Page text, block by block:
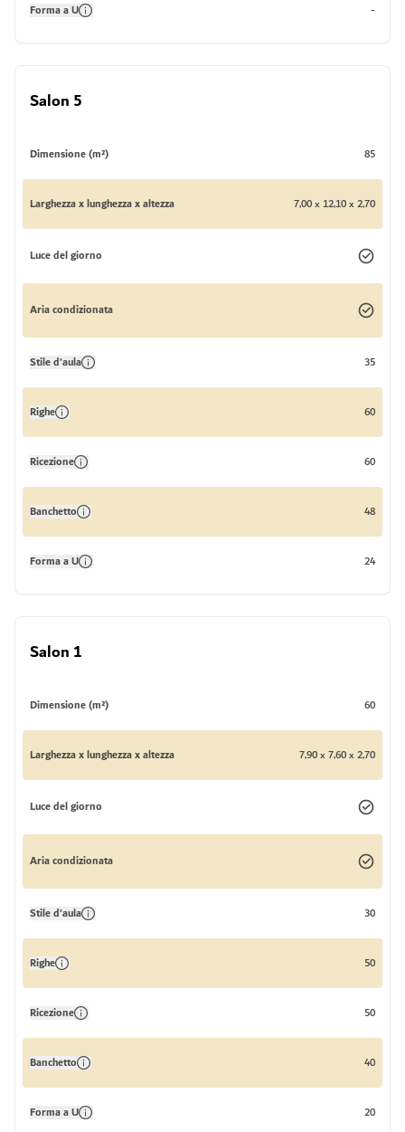
Forma a U -
Salon 5
Dimensione (m²) 85
Larghezza x lunghezza x altezza 7,00 x 12,10 x 2,70
Luce del giorno
Aria condizionata
Stile d'aula 35
Righe 60
Ricezione 60
Banchetto 48
Forma a U 24
Salon 1
Dimensione (m²) 60
Larghezza x lunghezza x altezza 7,90 x 7,60 x 2,70
Luce del giorno
Aria condizionata
Stile d'aula 30
Righe 50
Ricezione 50
Banchetto 40
Forma a U 20